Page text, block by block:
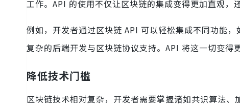
工作。API 的使用不仅让区块链的集成变得更加直观，
例如，开发者通过区块链 API 可以轻松集成不同功能
复杂的后端开发与区块链协议支持。API 将这一切变得
降低技术门槛
区块链技术相对复杂，开发者需要掌握诸如共识算法